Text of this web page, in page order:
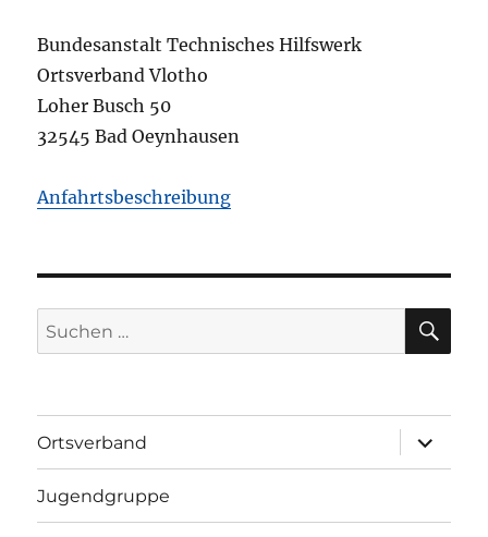
Bundesanstalt Technisches Hilfswerk
Ortsverband Vlotho
Loher Busch 50
32545 Bad Oeynhausen
Anfahrtsbeschreibung
Suchen
nach:
Ortsverband
öffnen
Jugendgruppe